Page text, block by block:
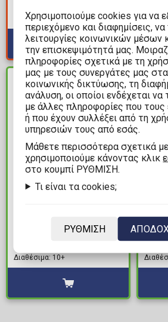
Διαθέσιμα: 1
ΔΙΑΘΕΣΙΜΟ
9,99€
Funky Chicken Card
Διαθέσιμα: 10+
Arcs:
in
Χρησιμοποιούμε cookies για να
περιεχόμενο και διαφημίσεις,
λειτουργίες κοινωνικών μέσων
την επισκεψιμότητά μας.
πληροφορίες σχετικά με τη
μας με τους συνεργάτες μας
κοινωνικής δικτύωσης, τη
ανάλυση, οι οποίοι ενδέχεται να
με άλλες πληροφορίες που τους
ή που έχουν συλλέξει από τη
υπηρεσιών τους από εσάς.
Mάθετε περισσότερα σχετικά
χρησιμοποιούμε κάνοντας κλικ
στο κουμπί ΡΥΘΜΙΣΗ.
Τι είναι τα cookies;
ΡΥΘΜΙΣΗ